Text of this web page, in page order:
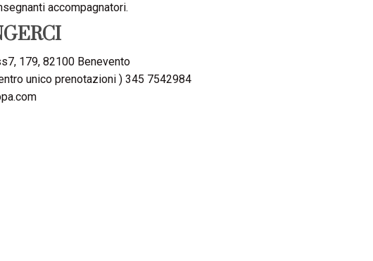
accompagnatori.
179, 82100 Benevento
unico prenotazioni ) 345 7542984